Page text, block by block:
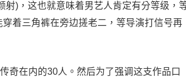
射)，这也就意味着男艺人肯定有分等级，
着三角裤在旁边搓老二，等导演打信号再
奇在内的30人。然后为了强调这支作品口